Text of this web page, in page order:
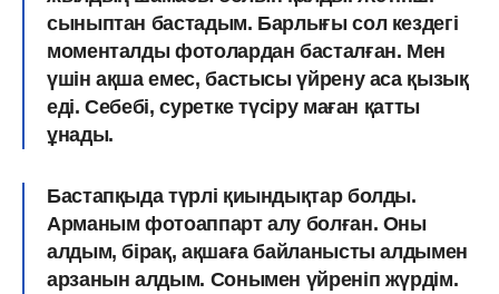
сыныптан бастадым. Барлығы сол кездегі
моменталды фотолардан басталған. Мен
үшін ақша емес, бастысы үйрену аса қызық
еді. Себебі, суретке түсіру маған қатты
ұнады.
Бастапқыда түрлі қиындықтар болды.
Арманым фотоаппарт алу болған. Оны
алдым, бірақ, ақшаға байланысты алдымен
арзанын алдым. Сонымен үйреніп жүрдім.